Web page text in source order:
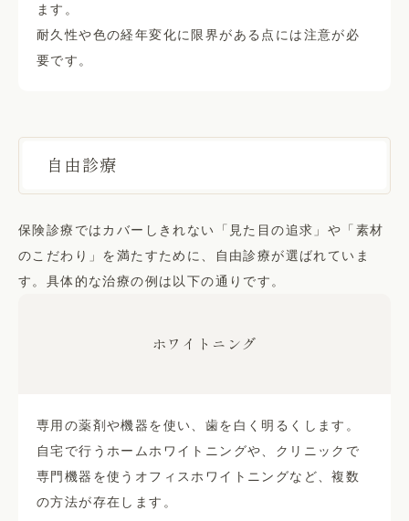
ます。
耐久性や色の経年変化に限界がある点には注意が必
要です。
自由診療
保険診療ではカバーしきれない「見た目の追求」や「素材
のこだわり」を満たすために、自由診療が選ばれていま
す。具体的な治療の例は以下の通りです。
ホワイトニング
専用の薬剤や機器を使い、歯を白く明るくします。
自宅で行うホームホワイトニングや、クリニックで
専門機器を使うオフィスホワイトニングなど、複数
の方法が存在します。